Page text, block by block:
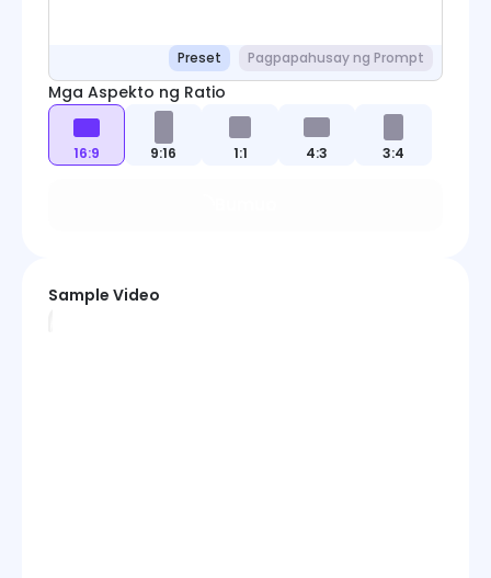
Preset Pagpapahusay ng Prompt
Mga Aspekto ng Ratio
16:9 9:16 1:1 4:3 3:4
Sample Video